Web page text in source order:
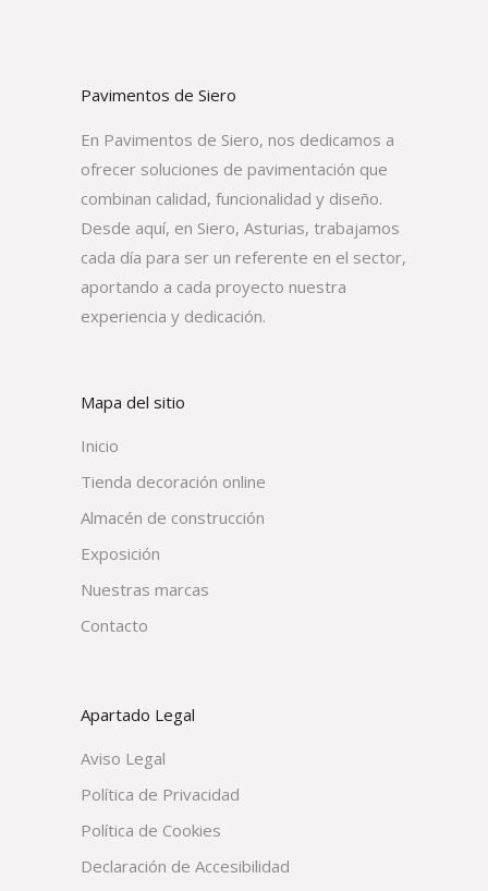
Pavimentos de Siero
En Pavimentos de Siero, nos dedicamos a
ofrecer soluciones de pavimentación que
combinan calidad, funcionalidad y diseño.
Desde aquí, en Siero, Asturias, trabajamos
cada día para ser un referente en el sector,
aportando a cada proyecto nuestra
experiencia y dedicación.
Mapa del sitio
Inicio
Tienda decoración online
Almacén de construcción
Exposición
Nuestras marcas
Contacto
Apartado Legal
Aviso Legal
Política de Privacidad
Política de Cookies
Declaración de Accesibilidad